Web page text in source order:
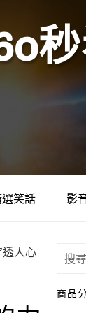
笑話 影
人心
商品